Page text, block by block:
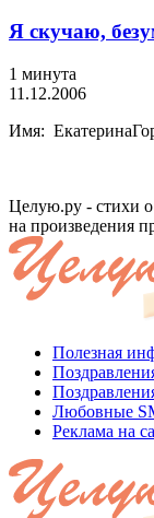
Я скучаю,
1 минута
11.12.2006
Имя:
Целую.ру - стихи
на произведения
Полезная
Любовные
Реклама на